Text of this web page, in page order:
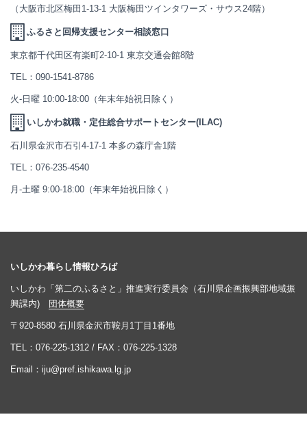
（大阪市北区梅田1-13-1 大阪梅田ツインタワーズ・サウス24階）
ふるさと回帰支援センター相談窓口
東京都千代田区有楽町2-10-1 東京交通会館8階
TEL： 090-1541-8786
火-日曜 10:00-18:00（年末年始祝日除く）
いしかわ就職・定住総合サポートセンター(ILAC)
石川県金沢市石引4-17-1 本多の森庁舎1階
TEL： 076-235-4540
月-土曜 9:00-18:00（年末年始祝日除く）
いしかわ暮らし情報ひろば
いしかわ「第二のふるさと」推進実行委員会（石川県企画振興部地域振
興課内)
団体概要
〒920-8580 石川県金沢市鞍月1丁目1番地
TEL： 076-225-1312 / FAX：076-225-1328
Email： iju@pref.ishikawa.lg.jp